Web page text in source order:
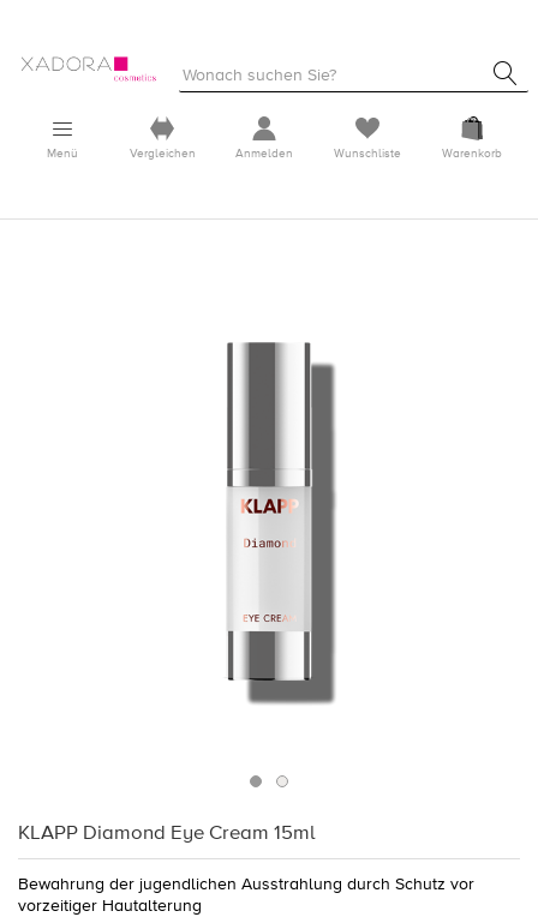
Menü Vergleichen Anmelden Wunschliste Warenkorb
KLAPP Diamond Eye Cream 15ml
Bewahrung der jugendlichen Ausstrahlung durch Schutz vor
vorzeitiger Hautalterung